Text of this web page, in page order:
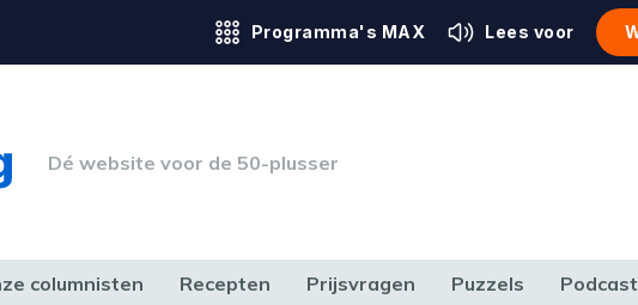
Programma's MAX Lees voor
Dé website voor de 50-plusser
columnisten Recepten Prijsvragen Puzzels Podcast